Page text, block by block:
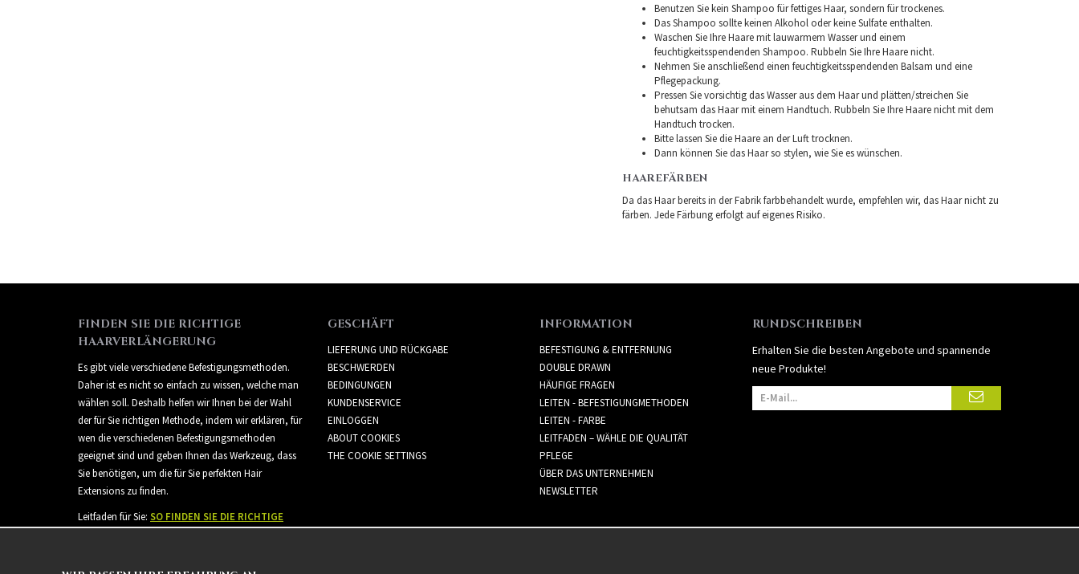
Benutzen Sie kein Shampoo für fettiges Haar, sondern für trockenes.
Das Shampoo sollte keinen Alkohol oder keine Sulfate enthalten.
Waschen Sie Ihre Haare mit lauwarmem Wasser und einem
feuchtigkeitsspendenden Shampoo. Rubbeln Sie Ihre Haare nicht.
Nehmen Sie anschließend einen feuchtigkeitsspendenden Balsam und eine
Pflegepackung.
Pressen Sie vorsichtig das Wasser aus dem Haar und plätten/streichen Sie
behutsam das Haar mit einem Handtuch. Rubbeln Sie Ihre Haare nicht mit dem
Handtuch trocken.
Bitte lassen Sie die Haare an der Luft trocknen.
Dann können Sie das Haar so stylen, wie Sie es wünschen.
HAAREFÄRBEN
Da das Haar bereits in der Fabrik farbbehandelt wurde, empfehlen wir, das Haar nicht zu
färben. Jede Färbung erfolgt auf eigenes Risiko.
FINDEN SIE DIE RICHTIGE
HAARVERLÄNGERUNG
Es gibt viele verschiedene Befestigungsmethoden.
Daher ist es nicht so einfach zu wissen, welche man
wählen soll. Deshalb helfen wir Ihnen bei der Wahl
der für Sie richtigen Methode, indem wir erklären, für
wen die verschiedenen Befestigungsmethoden
geeignet sind und geben Ihnen das Werkzeug, dass
Sie benötigen, um die für Sie perfekten Hair
Extensions zu finden.
Leitfaden für Sie: SO FINDEN SIE DIE RICHTIGE
GESCHÄFT
LIEFERUNG UND RÜCKGABE
BESCHWERDEN
BEDINGUNGEN
KUNDENSERVICE
EINLOGGEN
ABOUT COOKIES
THE COOKIE SETTINGS
INFORMATION
BEFESTIGUNG & ENTFERNUNG
DOUBLE DRAWN
HÄUFIGE FRAGEN
LEITEN - BEFESTIGUNGMETHODEN
LEITEN - FARBE
LEITFADEN – WÄHLE DIE QUALITÄT
PFLEGE
ÜBER DAS UNTERNEHMEN
NEWSLETTER
RUNDSCHREIBEN
Erhalten Sie die besten Angebote und spannende
neue Produkte!